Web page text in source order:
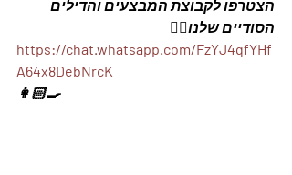
הצטרפו לקבוצת המבצעים והדילים
הסודיים שלנו👇🏼
https://chat.whatsapp.com/FzYJ4qfYHf
A64x8DebNrcK
👩🏻‍🍳